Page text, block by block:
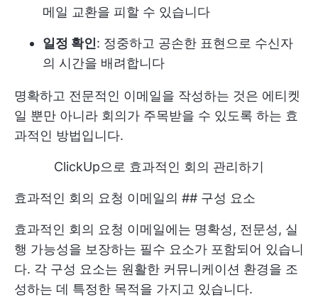
메일 교환을 피할 수 있습니다
일정 확인: 정중하고 공손한 표현으로 수신자
의 시간을 배려합니다
명확하고 전문적인 이메일을 작성하는 것은 에티켓
일 뿐만 아니라 회의가 주목받을 수 있도록 하는 효
과적인 방법입니다.
ClickUp으로 효과적인 회의 관리하기
효과적인 회의 요청 이메일의 ## 구성 요소
효과적인 회의 요청 이메일에는 명확성, 전문성, 실
행 가능성을 보장하는 필수 요소가 포함되어 있습니
다. 각 구성 요소는 원활한 커뮤니케이션 환경을 조
성하는 데 특정한 목적을 가지고 있습니다.